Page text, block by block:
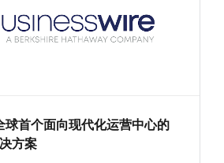
首个面向现代化运营中心的
方案